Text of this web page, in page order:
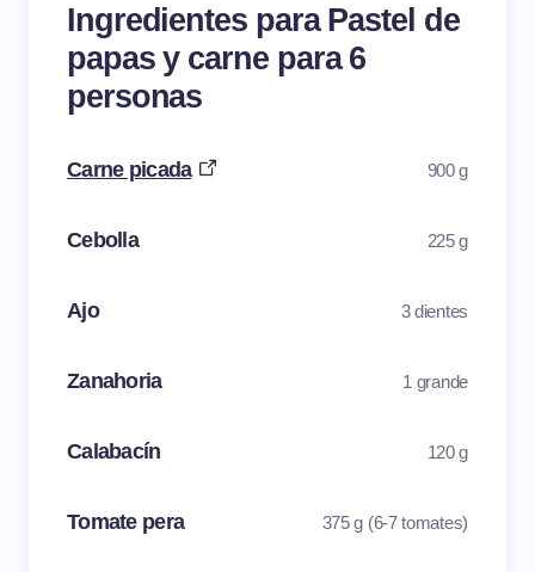
Ingredientes para Pastel de
papas y carne para 6
personas
Carne picada 900 g
Cebolla 225 g
Ajo 3 dientes
Zanahoria 1 grande
Calabacín 120 g
Tomate pera 375 g (6-7 tomates)